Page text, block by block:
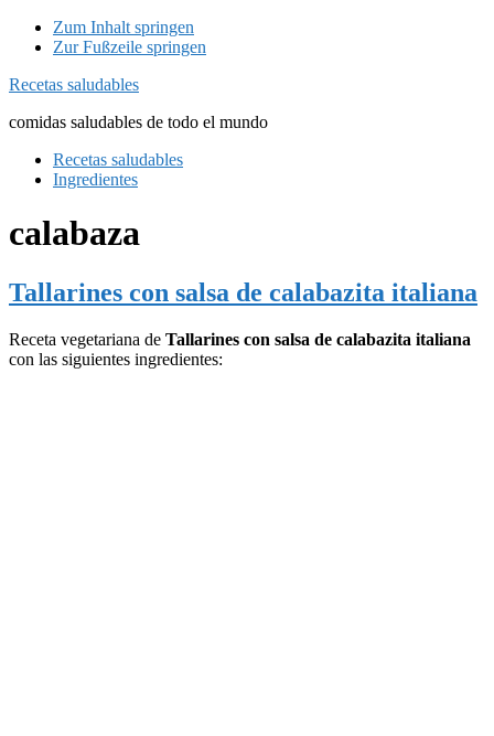
Zum Inhalt springen
Zur Fußzeile springen
Recetas saludables
comidas saludables de todo el mundo
Recetas saludables
Ingredientes
calabaza
Tallarines con salsa de calabazita italiana
Receta vegetariana de Tallarines con salsa de calabazita italiana
con las siguientes ingredientes: